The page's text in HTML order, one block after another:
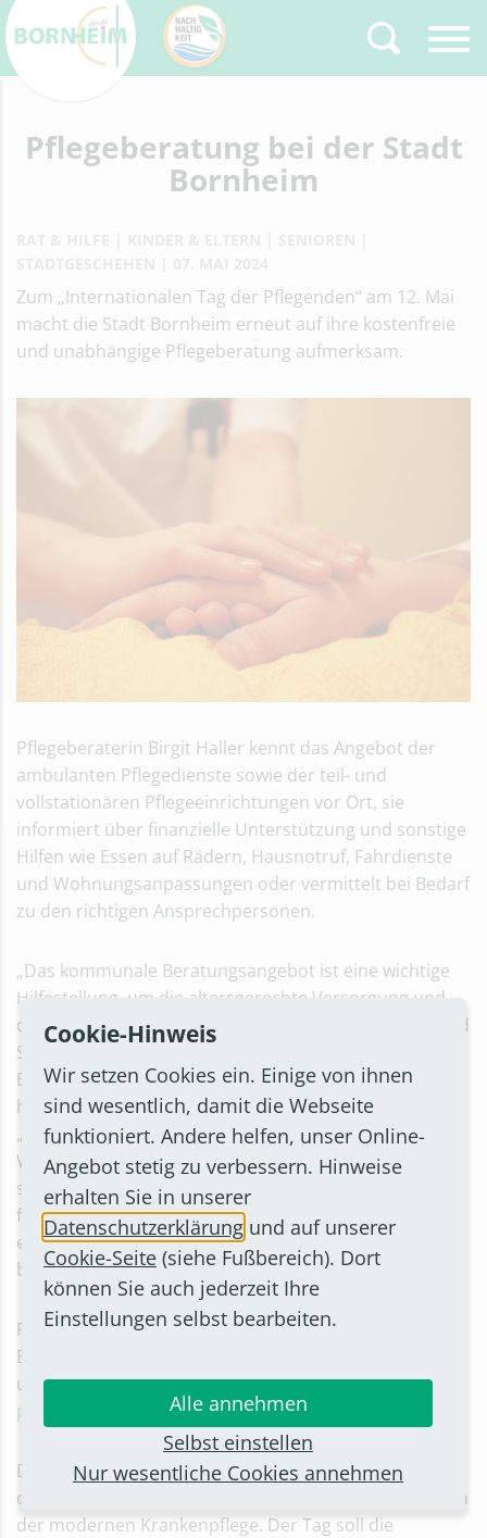
Zurück
Type 2 or more
characters for results.
Pflegeberatung bei der Stadt
Bornheim
Zum „Internationalen Tag der Pflegenden“ am 12. Mai
macht die Stadt Bornheim erneut auf ihre kostenfreie
und unabhängige Pflegeberatung aufmerksam.
Pflegeberaterin Birgit Haller kennt das Angebot der
ambulanten Pflegedienste sowie der teil- und
vollstationären Pflegeeinrichtungen vor Ort, sie
informiert über finanzielle Unterstützung und sonstige
Hilfen wie Essen auf Rädern, Hausnotruf, Fahrdienste
und Wohnungsanpassungen oder vermittelt bei Bedarf
zu den richtigen Ansprechpersonen.
„Das kommunale Beratungsangebot ist eine wichtige
Hilfestellung, um die altersgerechte Versorgung und
die Lebensqualität für die Bornheimer Seniorinnen und
Senioren zu erhalten“, so Bürgermeister Christoph
Becker. Sozialdezernentin Alice von Bülow würdigt das
herausfordernde Engagement der Pflegenden:
„Pflegende Angehörige haben einen unschätzbaren
Wert für das Sozialsystem und die Familie. Doch so
selbstverständlich und erfüllend es sein kann,
füreinander da zu sein, so schnell kann es auch zu
einer Überforderung kommen. Lassen Sie sich
beraten.“
Pflegeberaterin Birgit Haller erreicht man im
Bornheimer Amt für Soziales, Wohnen und Inklusion
unter 02222 945-167 oder per E-Mail an
pflegeberatung(at)stadt-bornheim.de
Der „Internationale Tag der Pflegenden“ erinnert an
den Geburtstag von Florence Nightingale, der Pionierin
der modernen Krankenpflege. Der Tag soll die
Cookie-Hinweis
Wir setzen Cookies ein. Einige von ihnen
sind wesentlich, damit die Webseite
funktioniert. Andere helfen, unser Online-
Angebot stetig zu verbessern. Hinweise
erhalten Sie in unserer
Datenschutzerklärung und auf unserer
Cookie-Seite (siehe Fußbereich). Dort
können Sie auch jederzeit Ihre
Einstellungen selbst bearbeiten.
Alle annehmen
Selbst einstellen
Nur wesentliche Cookies annehmen